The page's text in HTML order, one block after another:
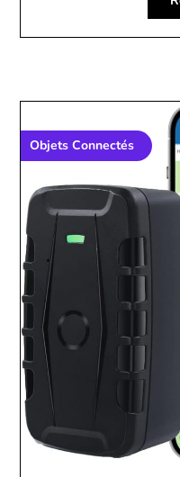
Objets Connectés